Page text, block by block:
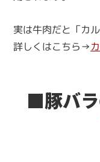
実は牛肉だと「カ
詳しくはこちら→
■豚バ